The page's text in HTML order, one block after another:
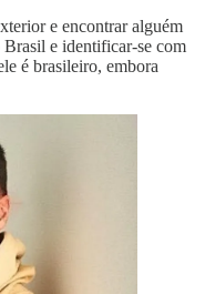
e encontrar alguém
e identificar-se com
é brasileiro, embora